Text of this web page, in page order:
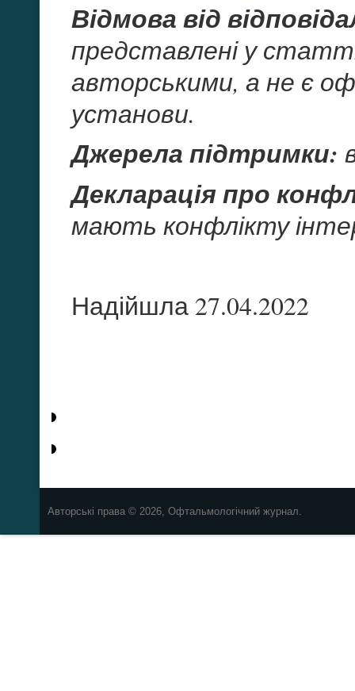
Відмова від
представлені у
авторськими, а не є
установи.
Джерела підтримки:
Декларація про
мають конфлікту
Надійшла 27.04.2022
Авторські права © 2026, Офтальмологічний журнал.